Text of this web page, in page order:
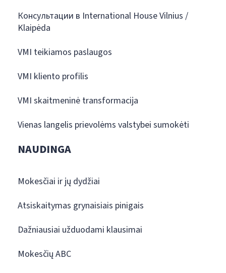
Консультации в International House Vilnius /
Klaipėda
VMI teikiamos paslaugos
VMI kliento profilis
VMI skaitmeninė transformacija
Vienas langelis prievolėms valstybei sumokėti
NAUDINGA
Mokesčiai ir jų dydžiai
Atsiskaitymas grynaisiais pinigais
Dažniausiai užduodami klausimai
Mokesčių ABC